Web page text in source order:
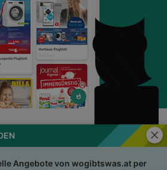
Angebote von wogibtswas.at per
Impressum
AGB